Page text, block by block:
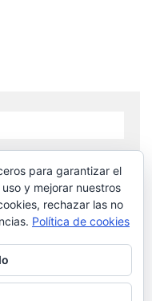
para garantizar el
y mejorar nuestros
rechazar las no
Política de cookies